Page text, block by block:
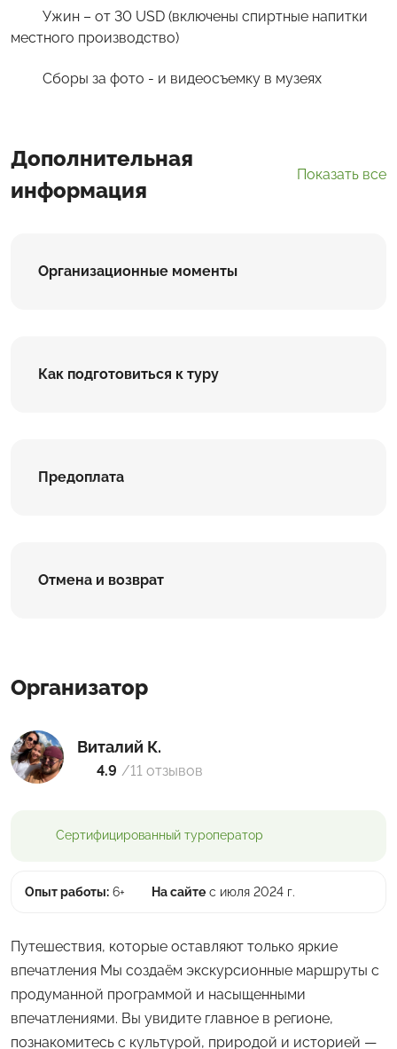
Ужин – от 30 USD (включены спиртные напитки
местного производство)
Сборы за фото - и видеосъемку в музеях
Дополнительная
информация
Показать все
Организационные моменты
Как подготовиться к туру
Предоплата
Отмена и возврат
Организатор
Виталий К.
4.9 /11 отзывов
Сертифицированный туроператор
Опыт работы: 6+ На сайте с июля 2024 г.
Путешествия, которые оставляют только яркие
впечатления Мы создаём экскурсионные маршруты с
продуманной программой и насыщенными
впечатлениями. Вы увидите главное в регионе,
познакомитесь с культурой, природой и историей —